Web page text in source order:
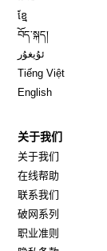
ខ្មែ
བོད་སྐད།
ئۇيغۇر
Tiếng Việt
English
关于我们
关于我们
在线帮助
联系我们
破网系列
职业准则